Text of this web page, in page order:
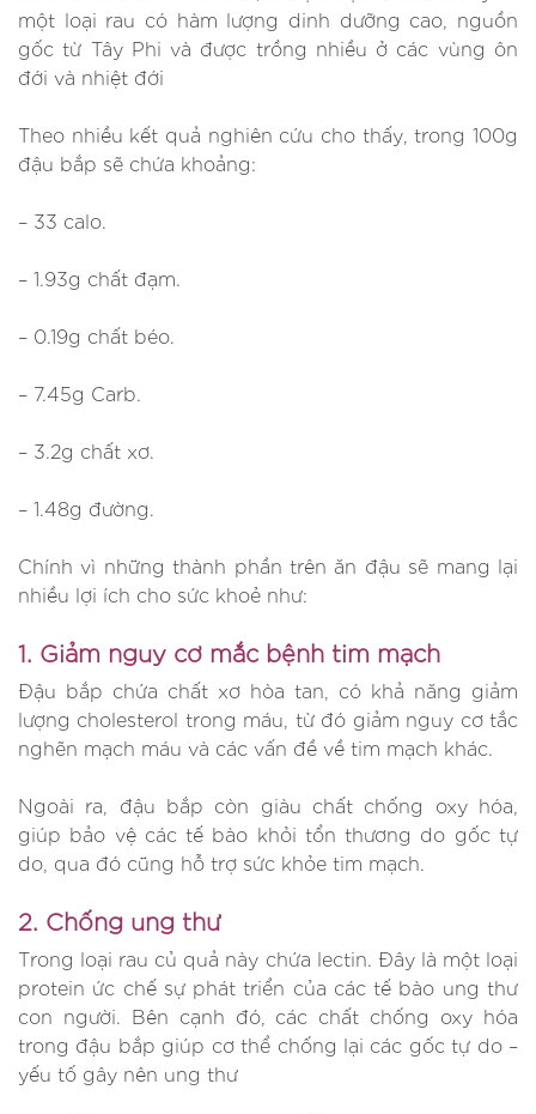
một loại rau có hàm lượng dinh dưỡng cao, nguồn
gốc từ Tây Phi và được trồng nhiều ở các vùng ôn
đới và nhiệt đới
Theo nhiều kết quả nghiên cứu cho thấy, trong 100g
đậu bắp sẽ chứa khoảng:
– 33 calo.
– 1.93g chất đạm.
– 0.19g chất béo.
– 7.45g Carb.
– 3.2g chất xơ.
– 1.48g đường.
Chính vì những thành phần trên ăn đậu sẽ mang lại
nhiều lợi ích cho sức khoẻ như:
1. Giảm nguy cơ mắc bệnh tim mạch
Đậu bắp chứa chất xơ hòa tan, có khả năng giảm
lượng cholesterol trong máu, từ đó giảm nguy cơ tắc
nghẽn mạch máu và các vấn đề về tim mạch khác.
Ngoài ra, đậu bắp còn giàu chất chống oxy hóa,
giúp bảo vệ các tế bào khỏi tổn thương do gốc tự
do, qua đó cũng hỗ trợ sức khỏe tim mạch.
2. Chống ung thư
Trong loại rau củ quả này chứa lectin. Đây là một loại
protein ức chế sự phát triển của các tế bào ung thư
con người. Bên cạnh đó, các chất chống oxy hóa
trong đậu bắp giúp cơ thể chống lại các gốc tự do –
yếu tố gây nên ung thư